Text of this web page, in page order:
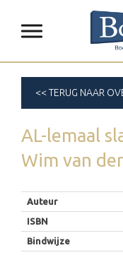
<< TERUG NAAR
AL-lemaal
Wim van
Auteur
ISBN
Bindwijze